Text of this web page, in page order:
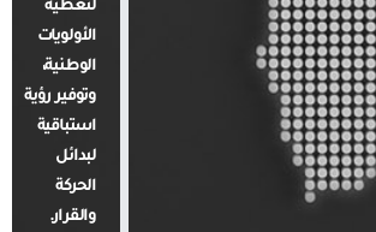
لتغطية
الأولويات
الوطنية،
وتوفير رؤية
استباقية
لبدائل
الحركة
والقرار.